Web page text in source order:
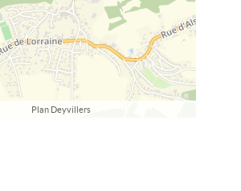
Plan Deyvillers